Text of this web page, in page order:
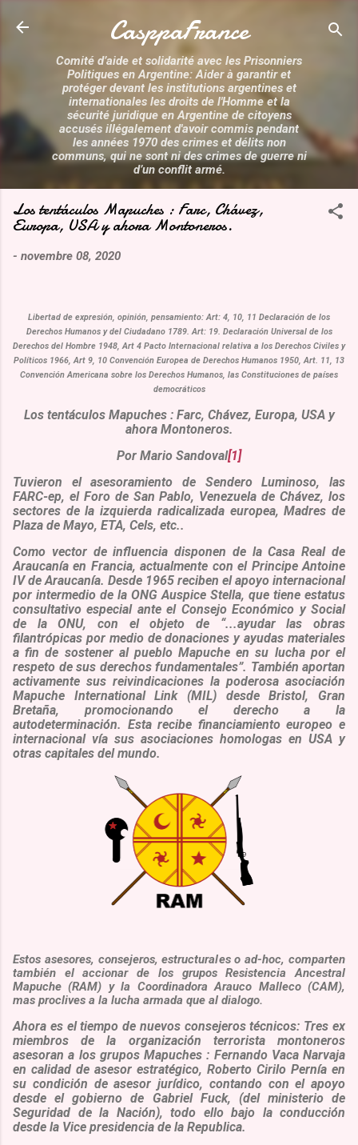
Accéder au contenu principal
CasppaFrance
Comité d’aide et solidarité avec les Prisonniers
Politiques en Argentine: Aider à garantir et
protéger devant les institutions argentines et
internationales les droits de l'Homme et la
sécurité juridique en Argentine de citoyens
accusés illégalement d'avoir commis pendant
les années 1970 des crimes et délits non
communs, qui ne sont ni des crimes de guerre ni
d’un conflit armé.
Los tentáculos Mapuches : Farc, Chávez,
Europa, USA y ahora Montoneros.
- novembre 08, 2020
Libertad de expresión, opinión, pensamiento: Art: 4, 10, 11 Declaración de los
Derechos Humanos y del Ciudadano 1789. Art: 19. Declaración Universal de los
Derechos del Hombre 1948, Art 4 Pacto Internacional relativa a los Derechos Civiles y
Políticos 1966, Art 9, 10 Convención Europea de Derechos Humanos 1950, Art. 11, 13
Convención Americana sobre los Derechos Humanos, las Constituciones de países
democráticos
Los tentáculos Mapuches : Farc, Chávez, Europa, USA y
ahora Montoneros.
Por Mario Sandoval[1]
Tuvieron el asesoramiento de Sendero Luminoso, las
FARC-ep, el Foro de San Pablo, Venezuela de Chávez, los
sectores de la izquierda radicalizada europea, Madres de
Plaza de Mayo, ETA, Cels, etc..
Como vector de influencia disponen de la Casa Real de
Araucanía en Francia, actualmente con el Principe Antoine
IV de Araucanía. Desde 1965 reciben el apoyo internacional
por intermedio de la ONG Auspice Stella, que tiene estatus
consultativo especial ante el Consejo Económico y Social
de la ONU, con el objeto de “...ayudar las obras
filantrópicas por medio de donaciones y ayudas materiales
a fin de sostener al pueblo Mapuche en su lucha por el
respeto de sus derechos fundamentales”. También aportan
activamente sus reivindicaciones la poderosa asociación
Mapuche International Link (MIL)
desde Bristol, Gran
Bretaña, promocionando el derecho a la
autodeterminación. Esta recibe financiamiento europeo e
internacional vía sus asociaciones homologas en USA y
otras capitales del mundo.
Estos asesores, consejeros, estructurales o ad-hoc, comparten
también el accionar de los gruposResistencia Ancestral
Mapuche (RAM) y la Coordinadora Arauco Malleco(CAM),
mas proclives a la lucha armada que al dialogo.
Ahora es el tiempo de nuevos consejeros técnicos: Tres ex
miembros de la organización terrorista montoneros
asesoran a los grupos Mapuches: Fernando Vaca Narvaja
en calidad de asesor estratégico, Roberto Cirilo Pernía en
su condición de asesor jurídico, contando con el apoyo
desde el gobierno de Gabriel Fuck, (del ministerio de
Seguridad de la Nación), todo ello bajo la conducción
desde la Vice presidencia de la Republica.